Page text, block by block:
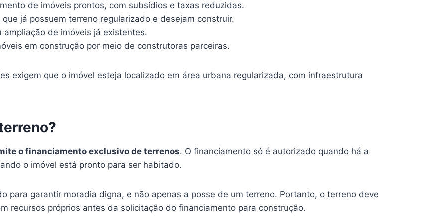
de imóveis prontos, com subsídios e taxas reduzidas.
que já possuem terreno regularizado e desejam construir.
ampliação de imóveis já existentes.
em construção por meio de construtoras parceiras.
exigem que o imóvel esteja localizado em área urbana regularizada, com infraestrutura
o financiamento exclusivo de terrenos. O financiamento só é autorizado quando há a
o imóvel está pronto para ser habitado.
para garantir moradia digna, e não apenas a posse de um terreno. Portanto, o terreno deve
recursos próprios antes da solicitação do financiamento para construção.